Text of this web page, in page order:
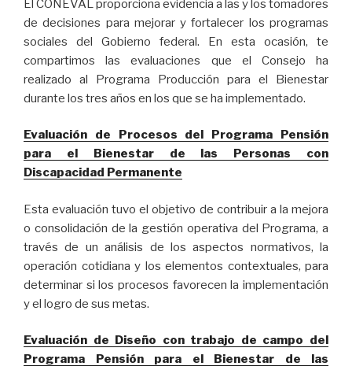
El CONEVAL proporciona evidencia a las y los tomadores
de decisiones para mejorar y fortalecer los programas
sociales del Gobierno federal. En esta ocasión, te
compartimos las evaluaciones que el Consejo ha
realizado al Programa Producción para el Bienestar
durante los tres años en los que se ha implementado.
Evaluación de Procesos del Programa Pensión
para el Bienestar de las Personas con
Discapacidad Permanente
Esta evaluación tuvo el objetivo de contribuir a la mejora
o consolidación de la gestión operativa del Programa, a
través de un análisis de los aspectos normativos, la
operación cotidiana y los elementos contextuales, para
determinar si los procesos favorecen la implementación
y el logro de sus metas.
Evaluación de Diseño con trabajo de campo del
Programa Pensión para el Bienestar de las